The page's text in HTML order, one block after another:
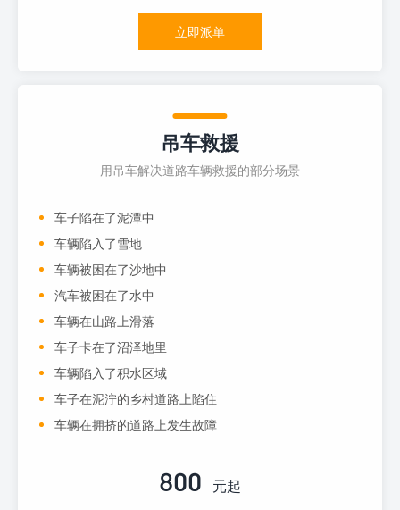
立即派单
吊车救援
用吊车解决道路车辆救援的部分场景
车子陷在了泥潭中
车辆陷入了雪地
车辆被困在了沙地中
汽车被困在了水中
车辆在山路上滑落
车子卡在了沼泽地里
车辆陷入了积水区域
车子在泥泞的乡村道路上陷住
车辆在拥挤的道路上发生故障
800 元起